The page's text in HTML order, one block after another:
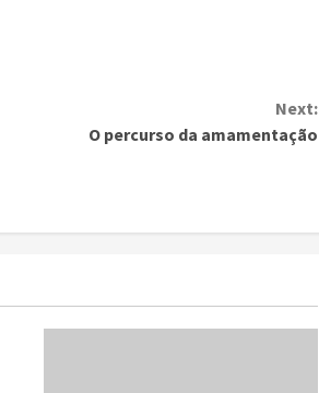
Next:
O percurso da amamentação